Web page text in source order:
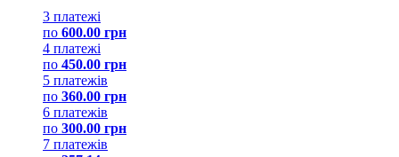
3 платежі
по 600.00 грн
4 платежі
по 450.00 грн
5 платежів
по 360.00 грн
6 платежів
по 300.00 грн
7 платежів